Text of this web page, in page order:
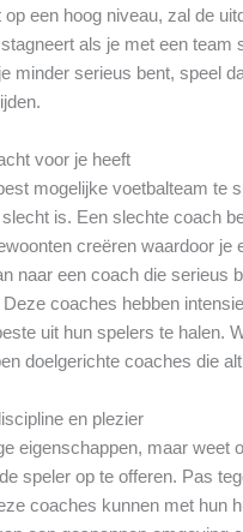
een hoog niveau, zal de
als je met een team
minder serieus bent, speel
voor je heeft
mogelijke voetbalteam te
is. Een slechte coach
creëren waardoor
naar een coach die serieus
coaches hebben
uit hun spelers te halen.
doelgerichte coaches die
en plezier
eigenschappen, maar weet
speler op te offeren. Pas
coaches kunnen met hun